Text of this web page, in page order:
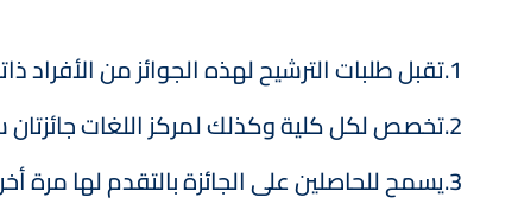
1.تقبل طلبات الترشيح لهذه الجوائز من الأفراد ذاتهم أو من القسم العلمي الذي ينتمون إليه.
2.تخصص لكل كلية وكذلك لمركز اللغات جائزتان سنويتان على الأكثر.
3.يسمح للحاصلين على الجائزة بالتقدم لها مرة أخرى كل أربع سنوات.